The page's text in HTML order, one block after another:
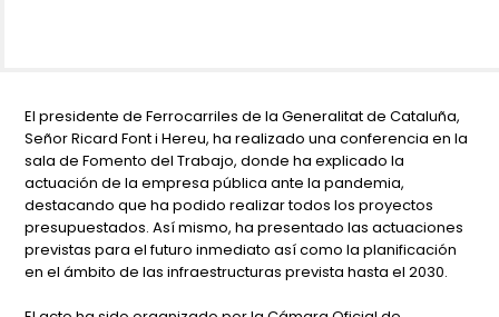
El presidente de Ferrocarriles de la Generalitat de Cataluña,
Señor Ricard Font i Hereu, ha realizado una conferencia en la
sala de Fomento del Trabajo, donde ha explicado la
actuación de la empresa pública ante la pandemia,
destacando que ha podido realizar todos los proyectos
presupuestados. Así mismo, ha presentado las actuaciones
previstas para el futuro inmediato así como la planificación
en el ámbito de las infraestructuras prevista hasta el 2030.